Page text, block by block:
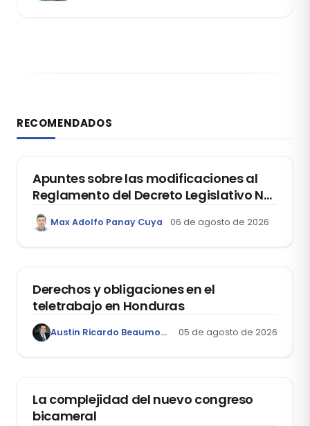
RECOMENDADOS
DERECHO REGISTRAL
Apuntes sobre las modificaciones al
Reglamento del Decreto Legislativo Nº
1400, que aprueba el Régimen de
Garantía Mobiliaria
Max Adolfo Panay Cuya 06 de agosto de 2026
Derechos y obligaciones en el
teletrabajo en Honduras
Austin Ricardo Beaumont Rivera 05 de agosto de 2026
La complejidad del nuevo congreso
bicameral